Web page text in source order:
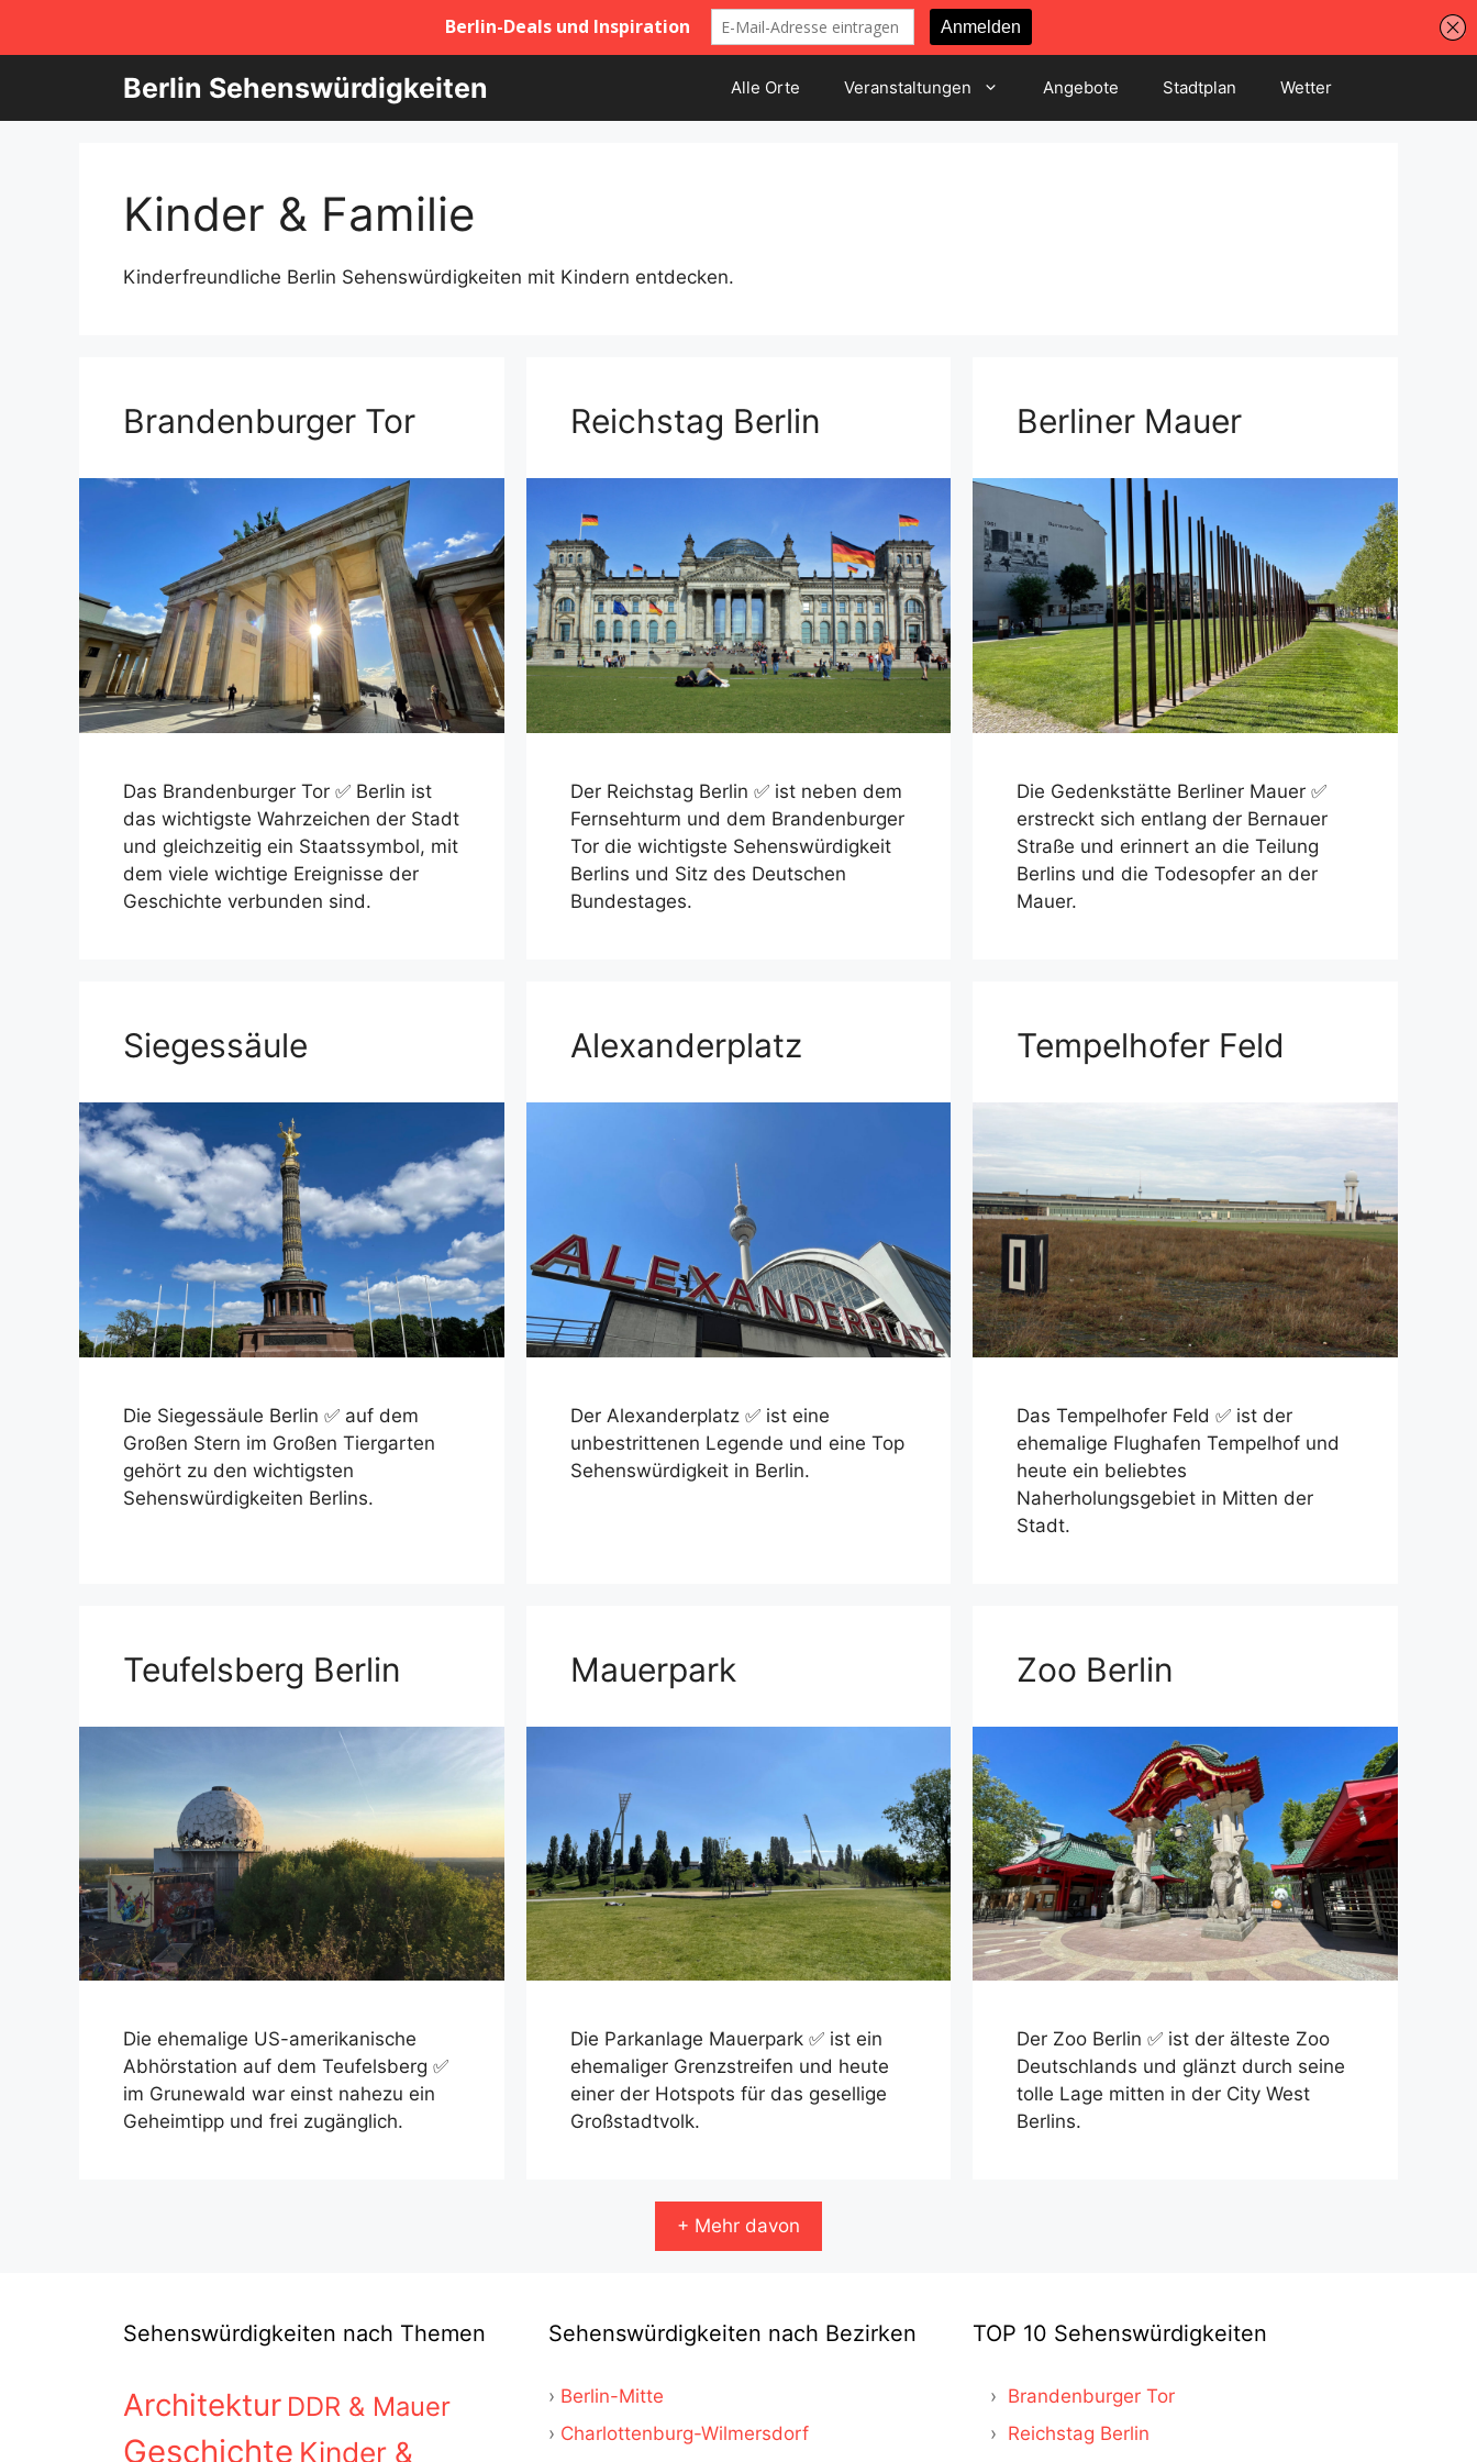
springen
Berlin Sehenswürdigkeiten Alle Orte Veranstaltungen Angebote Stadtplan Wetter
Kinder & Familie
Kinderfreundliche Berlin Sehenswürdigkeiten mit Kindern entdecken.
Brandenburger Tor
Das Brandenburger Tor ✅ Berlin ist
das wichtigste Wahrzeichen der Stadt
und gleichzeitig ein Staatssymbol, mit
dem viele wichtige Ereignisse der
Geschichte verbunden sind.
Reichstag Berlin
Der Reichstag Berlin ✅ ist neben dem
Fernsehturm und dem Brandenburger
Tor die wichtigste Sehenswürdigkeit
Berlins und Sitz des Deutschen
Bundestages.
Berliner Mauer
Die Gedenkstätte Berliner Mauer ✅
erstreckt sich entlang der Bernauer
Straße und erinnert an die Teilung
Berlins und die Todesopfer an der
Mauer.
Siegessäule
Die Siegessäule Berlin ✅ auf dem
Großen Stern im Großen Tiergarten
gehört zu den wichtigsten
Sehenswürdigkeiten Berlins.
Alexanderplatz
Der Alexanderplatz ✅ ist eine
unbestrittenen Legende und eine Top
Sehenswürdigkeit in Berlin.
Tempelhofer Feld
Das Tempelhofer Feld ✅ ist der
ehemalige Flughafen Tempelhof und
heute ein beliebtes
Naherholungsgebiet in Mitten der
Stadt.
Teufelsberg Berlin
Die ehemalige US-amerikanische
Abhörstation auf dem Teufelsberg ✅
im Grunewald war einst nahezu ein
Geheimtipp und frei zugänglich.
Mauerpark
Die Parkanlage Mauerpark ✅ ist ein
ehemaliger Grenzstreifen und heute
einer der Hotspots für das gesellige
Großstadtvolk.
Zoo Berlin
Der Zoo Berlin ✅ ist der älteste Zoo
Deutschlands und glänzt durch seine
tolle Lage mitten in der City West
Berlins.
+ Mehr davon
Sehenswürdigkeiten nach Themen
Architektur DDR & Mauer
Geschichte Kinder &
Sehenswürdigkeiten nach Bezirken
Berlin-Mitte
Charlottenburg-Wilmersdorf
TOP 10 Sehenswürdigkeiten
Brandenburger Tor
Reichstag Berlin